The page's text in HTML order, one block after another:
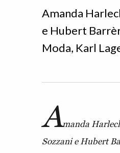
Amanda
e Hubert
Moda, Karl
Amanda
Sozzani e Hubert